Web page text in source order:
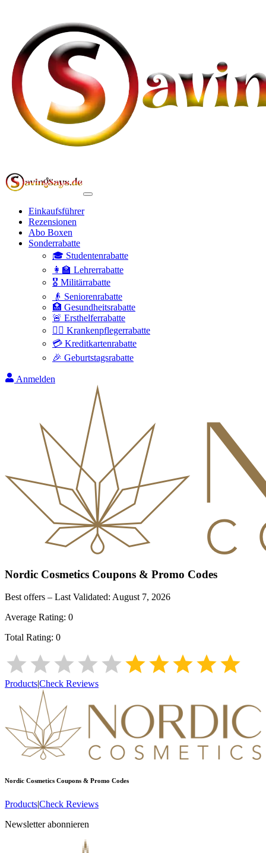
Einkaufsführer
Rezensionen
Abo Boxen
Sonderrabatte
🎓 Studentenrabatte
👩‍🏫 Lehrerrabatte
🎖️ Militärrabatte
👴 Seniorenrabatte
🏥 Gesundheitsrabatte
🚨 Ersthelferrabatte
👩‍⚕️ Krankenpflegerrabatte
💳 Kreditkartenrabatte
🎉 Geburtstagsrabatte
Anmelden
Nordic Cosmetics Coupons & Promo Codes
Best offers – Last Validated: August 7, 2026
Average Rating: 0
Total Rating: 0
Products|Check Reviews
Nordic Cosmetics Coupons & Promo Codes
Products|Check Reviews
Newsletter abonnieren